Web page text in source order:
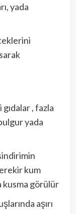
yada
, fazla
yada
kum
görülür
aşırı